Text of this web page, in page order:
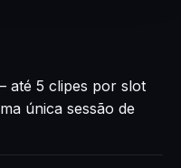
até 5 clipes por slot
única sessão de